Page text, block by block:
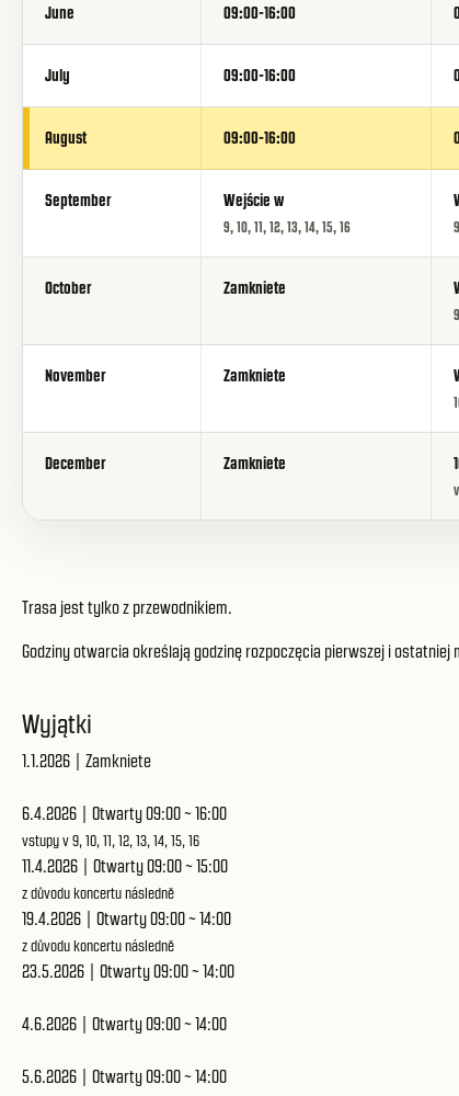
June 09:00-16:00
July 09:00-16:00
August 09:00-16:00
September Wejście w
9, 10, 11, 12, 13, 14, 15, 16
October Zamkniete
November Zamkniete
December Zamkniete
Trasa jest tylko z przewodnikiem.
Godziny otwarcia określają godzinę rozpoczęcia pierwszej i ostatniej
Wyjątki
1.1.2026 | Zamkniete
6.4.2026 | Otwarty 09:00 ~ 16:00
vstupy v 9, 10, 11, 12, 13, 14, 15, 16
11.4.2026 | Otwarty 09:00 ~ 15:00
z důvodu koncertu následně
19.4.2026 | Otwarty 09:00 ~ 14:00
z důvodu koncertu následně
23.5.2026 | Otwarty 09:00 ~ 14:00
4.6.2026 | Otwarty 09:00 ~ 14:00
5.6.2026 | Otwarty 09:00 ~ 14:00